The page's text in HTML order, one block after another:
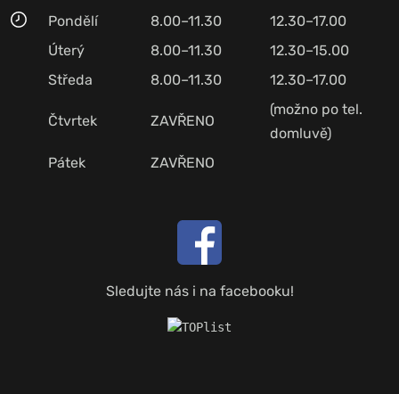
Pondělí 8.00–11.30
12.30–17.00
Úterý
8.00–11.30
12.30–15.00
Středa
8.00–11.30 12.30–17.00
Čtvrtek ZAVŘENO
(možno po tel.
domluvě)
Pátek
ZAVŘENO
Sledujte nás i na facebooku!